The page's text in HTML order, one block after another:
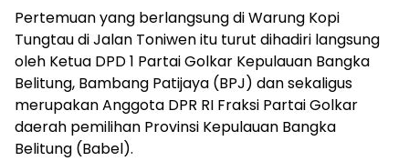
Pertemuan yang berlangsung di Warung Kopi
Tungtau di Jalan Toniwen itu turut dihadiri langsung
oleh Ketua DPD 1 Partai Golkar Kepulauan Bangka
Belitung, Bambang Patijaya (BPJ) dan sekaligus
merupakan Anggota DPR RI Fraksi Partai Golkar
daerah pemilihan Provinsi Kepulauan Bangka
Belitung (Babel).